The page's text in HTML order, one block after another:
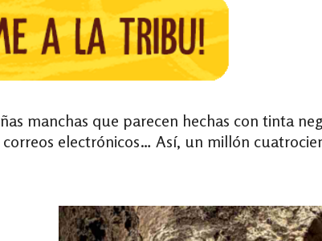
manchas que parecen hechas con tinta
electrónicos… Así, un millón